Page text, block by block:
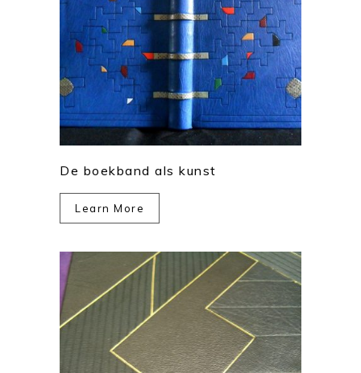
De boekband als kunst
Learn More